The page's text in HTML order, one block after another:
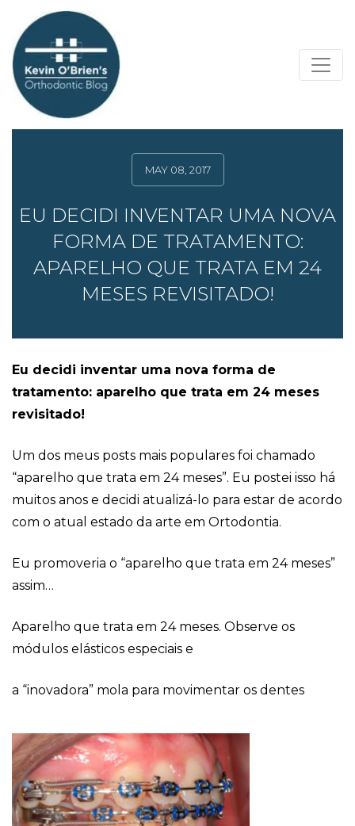
MAY 08, 2017
EU DECIDI INVENTAR UMA NOVA
FORMA DE TRATAMENTO:
APARELHO QUE TRATA EM 24
MESES REVISITADO!
Eu decidi inventar uma nova forma de
tratamento: aparelho que trata em 24 meses
revisitado!
Um dos meus posts mais populares foi chamado
“aparelho que trata em 24 meses”. Eu postei isso há
muitos anos e decidi atualizá-lo para estar de acordo
com o atual estado da arte em Ortodontia.
Eu promoveria o “aparelho que trata em 24 meses”
assim…
Aparelho que trata em 24 meses. Observe os
módulos elásticos especiais e
a “inovadora” mola para movimentar os dentes